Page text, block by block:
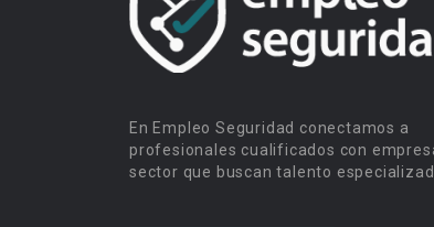
En Empleo Seguridad conectamos a
profesionales cualificados con
sector que buscan talento